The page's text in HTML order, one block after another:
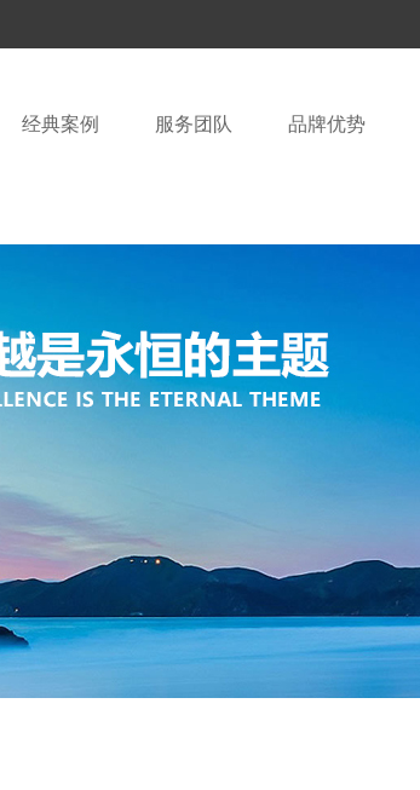
经典案例 服务团队 品牌优势